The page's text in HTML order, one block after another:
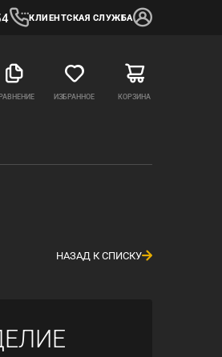
КЛИЕНТСКАЯ СЛУЖБА
ИЗБРАННОЕ КОРЗИНА
НАЗАД К СПИСКУ